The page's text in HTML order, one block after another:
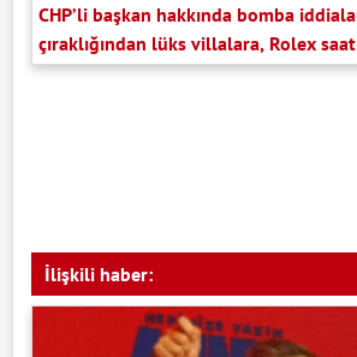
CHP’li başkan hakkında bomba
çıraklığından lüks villalara, Rolex
İlişkili haber: